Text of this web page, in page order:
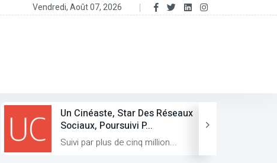
Vendredi, Août 07, 2026
Un Cinéaste, Star Des Réseaux
Sociaux, Poursuivi P...
Suivi par plus de cinq million...